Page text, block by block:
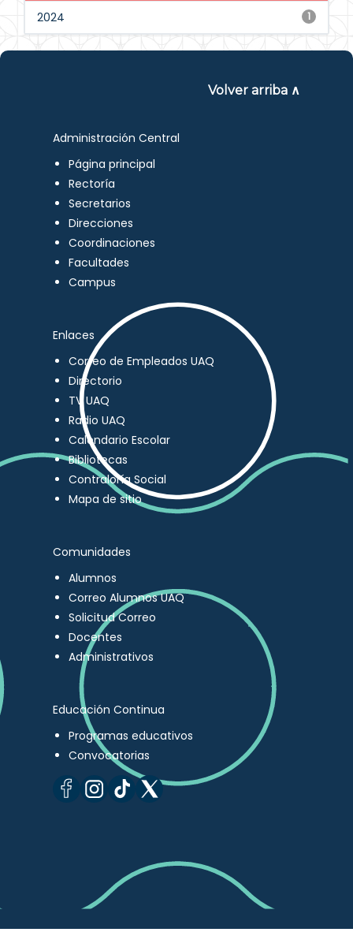
1
2024
Volver arriba ∧
Administración Central
Página principal
Rectoría
Secretarios
Direcciones
Coordinaciones
Facultades
Campus
Enlaces
Correo de Empleados UAQ
Directorio
TV UAQ
Radio UAQ
Calendario Escolar
Bibliotecas
Contraloría Social
Mapa de sitio
Comunidades
Alumnos
Correo Alumnos UAQ
Solicitud Correo
Docentes
Administrativos
Educación Continua
Programas educativos
Convocatorias